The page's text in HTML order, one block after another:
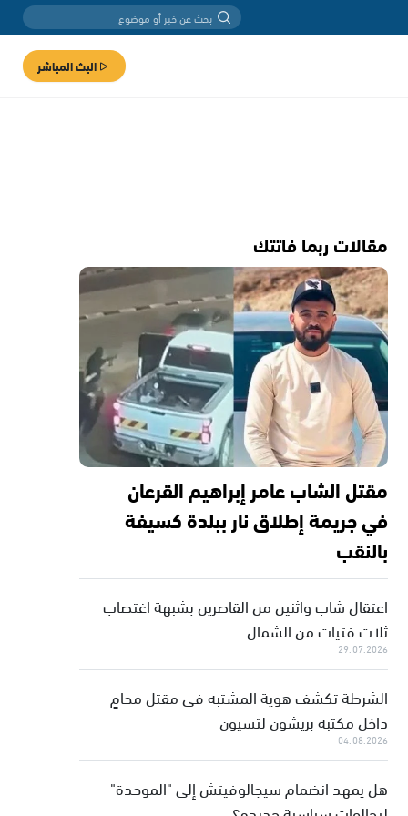
البث المباشر
مقالات ربما فاتتك
مقتل الشاب عامر إبراهيم القرعان
في جريمة إطلاق نار ببلدة كسيفة
بالنقب
اعتقال شاب واثنين من القاصرين بشبهة اغتصاب
ثلاث فتيات من الشمال
29.07.2026
الشرطة تكشف هوية المشتبه في مقتل محامٍ
داخل مكتبه بريشون لتسيون
04.08.2026
هل يمهد انضمام سيجالوفيتش إلى "الموحدة"